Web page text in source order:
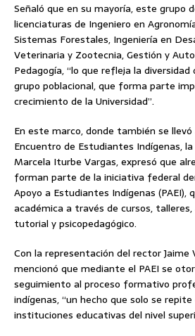
Señaló que en su mayoría, este grupo
licenciaturas de Ingeniero en
Sistemas Forestales, Ingeniería en
Veterinaria y Zootecnia, Gestión y
Pedagogía, “lo que refleja la
grupo poblacional, que forma parte
crecimiento de la Universidad”.
En este marco, donde también se llevó
Encuentro de Estudiantes Indígenas,
Marcela Iturbe Vargas, expresó que
forman parte de la iniciativa federal
Apoyo a Estudiantes Indígenas (PAEI),
académica a través de cursos,
tutorial y psicopedagógico.
Con la representación del rector Jaime
mencionó que mediante el PAEI se
seguimiento al proceso formativo
indígenas, “un hecho que solo se
instituciones educativas del nivel